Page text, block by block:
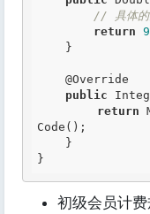
// 具体的
return
@Override
public
return
Code();
}
初级会员计费